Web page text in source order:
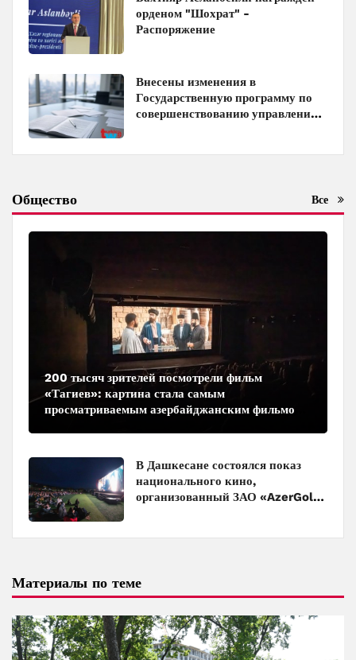
орденом "Шохрат" -
Распоряжение
Внесены изменения в
Государственную программу по
совершенствованию управления
Общество Все
200 тысяч зрителей посмотрели фильм
«Тагиев»: картина стала самым
просматриваемым азербайджанским фильмом
В Дашкесане состоялся показ
национального кино,
организованный ЗАО «AzerGold»
Материалы по теме